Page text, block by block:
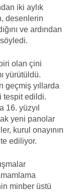
iki aylık
desenlerin
ve ardından
olan çini
yürütüldü.
geçmiş yıllarda
tespit edildi.
16. yüzyıl
yeni panolar
kurul onayının
ediliyor.
minber üstü